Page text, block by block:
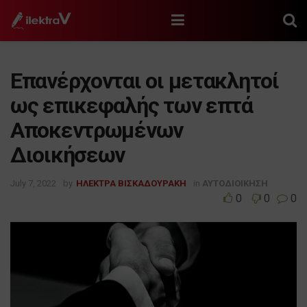
Επανέρχονται οι μετακλητοί
ως επικεφαλής των επτά
Αποκεντρωμένων
Διοικήσεων
July 7, 2022 by ΗΛΕΚΤΡΑ ΒΙΣΚΑΔΟΥΡΑΚΗ in ΑΥΤΟΔΙΟΙΚΗΣΗ
0 0 0